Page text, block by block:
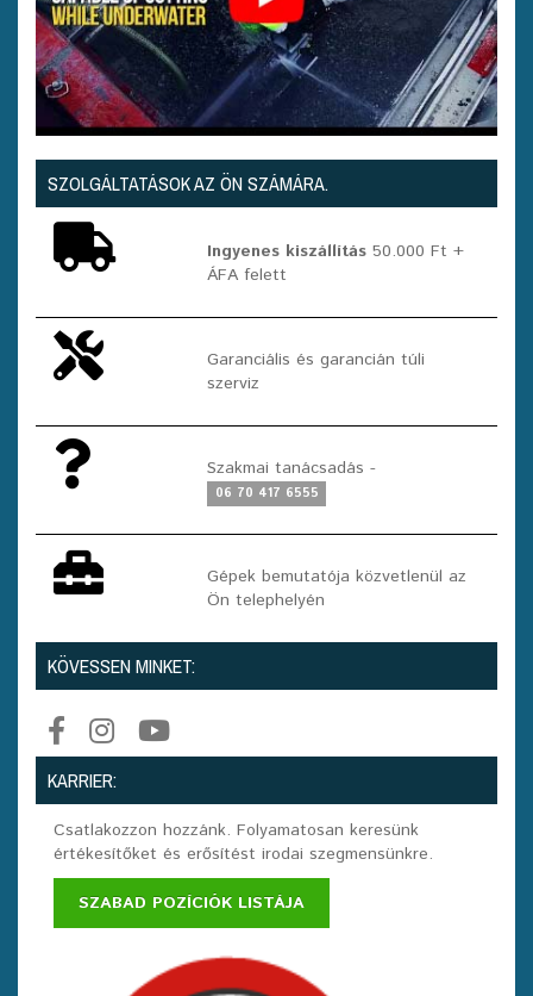
SZOLGÁLTATÁSOK AZ ÖN SZÁMÁRA.
Ingyenes kiszállítás 50.000 Ft +
ÁFA felett
Garanciális és garancián túli
szerviz
Szakmai tanácsadás -
06 70 417 6555
Gépek bemutatója közvetlenül az
Ön telephelyén
KÖVESSEN MINKET:
KARRIER:
Csatlakozzon hozzánk. Folyamatosan keresünk
értékesítőket és erősítést irodai szegmensünkre.
SZABAD POZÍCIÓK LISTÁJA